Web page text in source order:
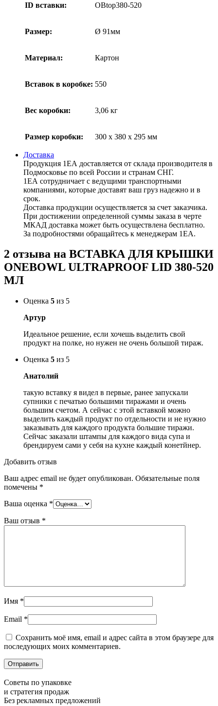
ID вставки: OBtop380-520
Размер: Ø 91мм
Материал: Картон
Вставок в коробке: 550
Вес коробки: 3,06 кг
Размер коробки: 300 x 380 x 295 мм
Доставка
Продукция 1ЕА доставляется от склада производителя в
Подмосковье по всей России и странам СНГ.
1ЕА сотрудничает с ведущими транспортными
компаниями, которые доставят ваш груз надежно и в
срок.
Доставка продукции осуществляется за счет заказчика.
При достижении определенной суммы заказа в черте
МКАД доставка может быть осуществлена бесплатно.
За подробностями обращайтесь к менеджерам 1ЕА.
2 отзыва на ВСТАВКА ДЛЯ КРЫШКИ
ONEBOWL ULTRAPROOF LID 380-520
МЛ
Оценка 5 из 5
Артур
Идеальное решение, если хочешь выделить свой
продукт на полке, но нужен не очень большой тираж.
Оценка 5 из 5
Анатолий
такую вставку я видел в первые, ранее запускали
супники с печатью большими тиражами и очень
большим счетом. А сейчас с этой вставкой можно
выделить каждый продукт по отдельности и не нужно
заказывать для каждого продукта большие тиражи.
Сейчас заказали штампы для каждого вида супа и
брендируем сами у себя на кухне каждый конетйнер.
Добавить отзыв
Ваш адрес email не будет опубликован. Обязательные поля
помечены *
Ваша оценка *
Ваш отзыв *
Имя *
Email *
Сохранить моё имя, email и адрес сайта в этом браузере для
последующих моих комментариев.
Советы по упаковке
и стратегия продаж
Без рекламных предложений